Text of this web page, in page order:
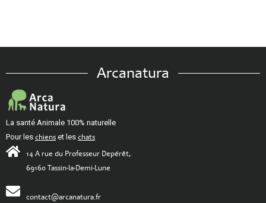
Arcanatura
La santé Animale 100% naturelle
Pour les chiens et les chats
14 A rue du Professeur Depérêt,
69160 Tassin-la-Demi-Lune
contact@arcanatura.fr